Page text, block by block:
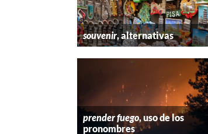
souvenir, alternativas
prender fuego, uso de los
pronombres